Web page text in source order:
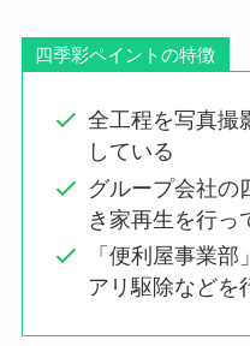
四季彩ペイントの特徴
全工程を写真撮
している
グループ会社の
き家再生を行っ
「便利屋事業
アリ駆除などを